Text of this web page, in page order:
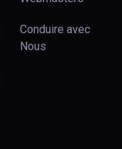
Conduire avec
Nous